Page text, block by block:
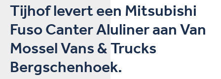
Tijhof levert een Mitsubishi
Fuso Canter Aluliner aan Van
Mossel Vans & Trucks
Bergschenhoek.